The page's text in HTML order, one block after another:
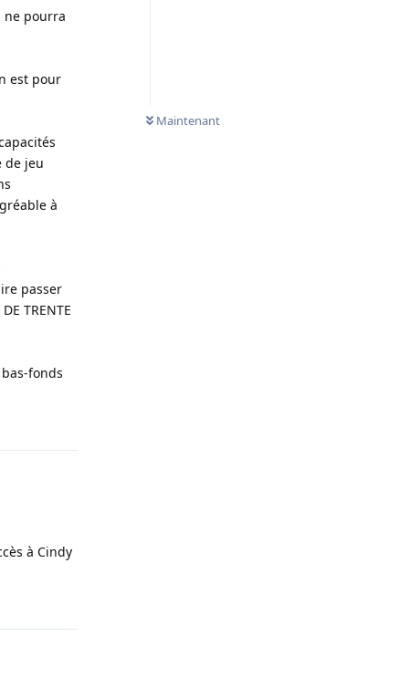
Maintenant
ne pourra
est pour
de jeu
à
passer
TRENTE
fonds
à Cindy